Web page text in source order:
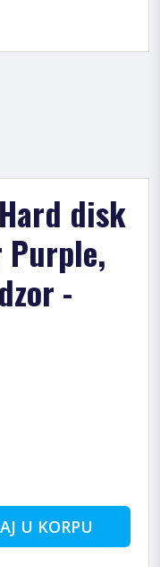
disk
Purple,
-
U KORPU